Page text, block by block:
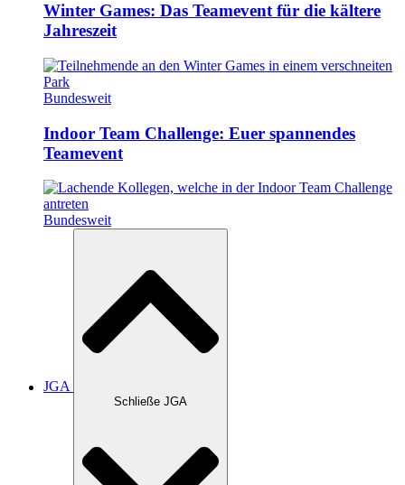
Winter Games: Das Teamevent für die kältere
Jahreszeit
Bundesweit
Indoor Team Challenge: Euer spannendes
Teamevent
Bundesweit
JGA
Schließe JGA